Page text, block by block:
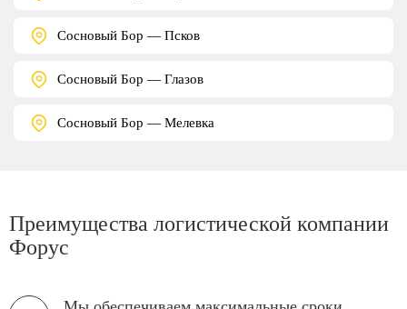
Сосновый Бор — Псков
Сосновый Бор — Глазов
Сосновый Бор — Мелевка
Преимущества логистической компании
Форус